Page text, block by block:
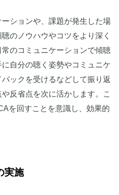
ションや、課題が発生した場
のノウハウやコツをより深く
のコミュニケーションで傾聴
自分の聴く姿勢やコミュニケ
ックを受けるなどして振り返
反省点を次に活かします。こ
を回すことを意識し、効果的
実施